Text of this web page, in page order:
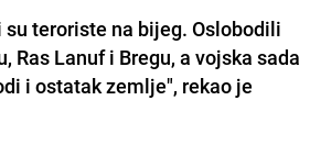
teroriste na bijeg. Oslobodili
Ras Lanuf i Bregu, a vojska sada
i ostatak zemlje", rekao je